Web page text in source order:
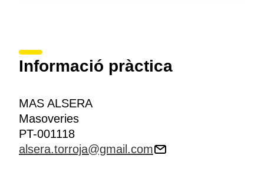
Informació pràctica
MAS ALSERA
Masoveries
PT-001118
alsera.torroja@gmail.com